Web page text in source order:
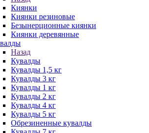
Киянки
Киянки резиновые
Безынерционные киянки
Киянки деревянные
Назад
Кувалды
Кувалды 1,5 кг
Кувалды 3 кг
Кувалды 1 кг
Кувалды 2 кг
Кувалды 4 кг
Кувалды 5 кг
Обрезиненные кувалды